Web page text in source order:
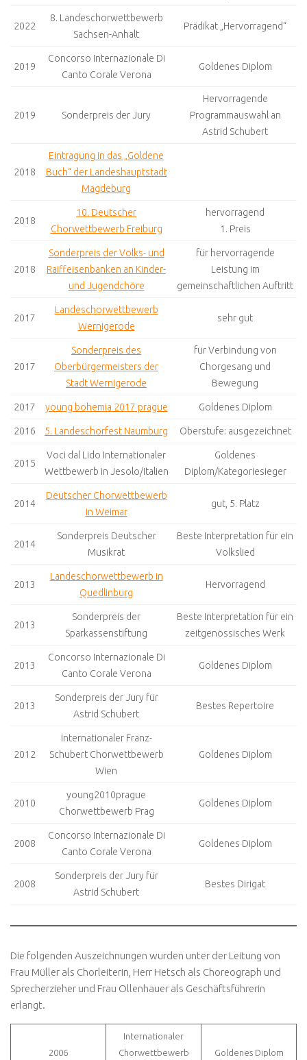
2022
8. Landeschorwettbewerb
Sachsen-Anhalt
Prädikat „Hervorragend“
2019
Concorso Internazionale Di
Canto Corale Verona
Goldenes Diplom
2019 Sonderpreis der Jury
Hervorragende
Programmauswahl an
Astrid Schubert
2018
Eintragung in das „Goldene
Buch“ der Landeshauptstadt
Magdeburg
2018
10. Deutscher
Chorwettbewerb Freiburg
hervorragend
1. Preis
2018
Sonderpreis der Volks- und
Raiffeisenbanken an Kinder-
und Jugendchöre
für hervorragende
Leistung im
gemeinschaftlichen Auftritt
2017
Landeschorwettbewerb
Wernigerode
sehr gut
2017
Sonderpreis des
Oberbürgermeisters der
Stadt Wernigerode
für Verbindung von
Chorgesang und
Bewegung
2017 young bohemia 2017 prague Goldenes Diplom
2016 5. Landeschorfest Naumburg Oberstufe: ausgezeichnet
2015
Voci dal Lido Internationaler
Wettbewerb in Jesolo/Italien
Goldenes
Diplom/Kategoriesieger
2014
Deutscher Chorwettbewerb
in Weimar
gut, 5. Platz
2014
Sonderpreis Deutscher
Musikrat
Beste Interpretation für ein
Volkslied
2013
Landeschorwettbewerb in
Quedlinburg
Hervorragend
2013
Sonderpreis der
Sparkassenstiftung
Beste Interpretation für ein
zeitgenössisches Werk
2013
Concorso Internazionale Di
Canto Corale Verona
Goldenes Diplom
2013
Sonderpreis der Jury für
Astrid Schubert
Bestes Repertoire
2012
Internationaler Franz-
Schubert Chorwettbewerb
Wien
Goldenes Diplom
2010
young2010prague
Chorwettbewerb Prag
Goldenes Diplom
2008
Concorso Internazionale Di
Canto Corale Verona
Goldenes Diplom
2008
Sonderpreis der Jury für
Astrid Schubert
Bestes Dirigat
Die folgenden Auszeichnungen wurden unter der Leitung von
Frau Müller als Chorleiterin, Herr Hetsch als Choreograph und
Sprecherzieher und Frau Ollenhauer als Geschäftsführerin
erlangt.
2006
Internationaler
Chorwettbewerb
Goldenes Diplom